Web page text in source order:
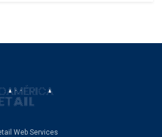
Web Services